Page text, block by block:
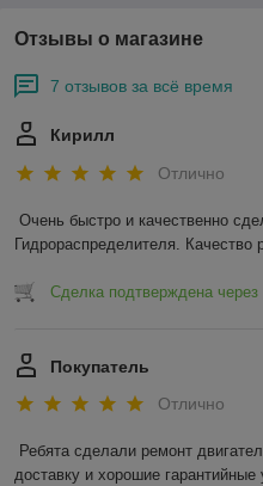
Отзывы о магазине
7 отзывов за всё время
Кирилл
Отлично
Очень быстро и качественно
Гидрораспределителя. Качество
Сделка подтверждена через
Покупатель
Отлично
Ребята сделали ремонт
доставку и хорошие гарантийные